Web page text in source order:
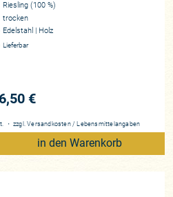
Riesling (100 %)
trocken
Edelstahl | Holz
Lieferbar
€
・ zzgl.Versandkosten / Lebensmittelangaben
in den Warenkorb